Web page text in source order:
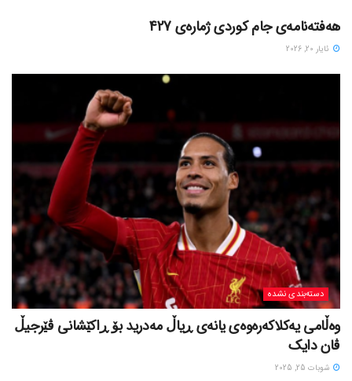
هەفتەنامەی جام کوردی ژمارەی 427
ئایار 20, 2026
دسته‌بندی نشده
وەڵامی یەکلاکەرەوەی یانەی ڕیاڵ مەدرید بۆ ڕاکێشانی ڤێرجیڵ
ڤان دایک
شوبات 25, 2025